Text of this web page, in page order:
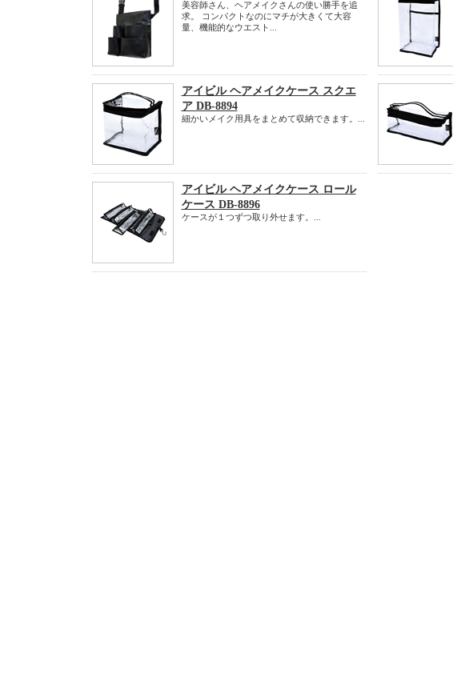
美容師さん、ヘアメイクさんの使い勝手を追
求。 コンパクトなのにマチが大きくて大容
量、機能的なウエスト...
アイビル ヘアメイクケース スクエ
ア DB-8894
細かいメイク用具をまとめて収納できます。...
アイビル ヘアメイクケース ロール
ケース DB-8896
ケースが１つずつ取り外せます。...